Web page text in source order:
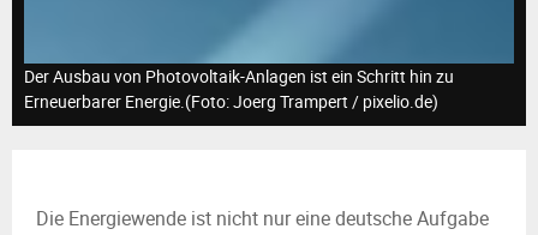
E
U
Der Ausbau von Photovoltaik-Anlagen ist ein Schritt hin zu
Erneuerbarer Energie.(Foto: Joerg Trampert / pixelio.de)
Die Energiewende ist nicht nur eine deutsche Aufgabe